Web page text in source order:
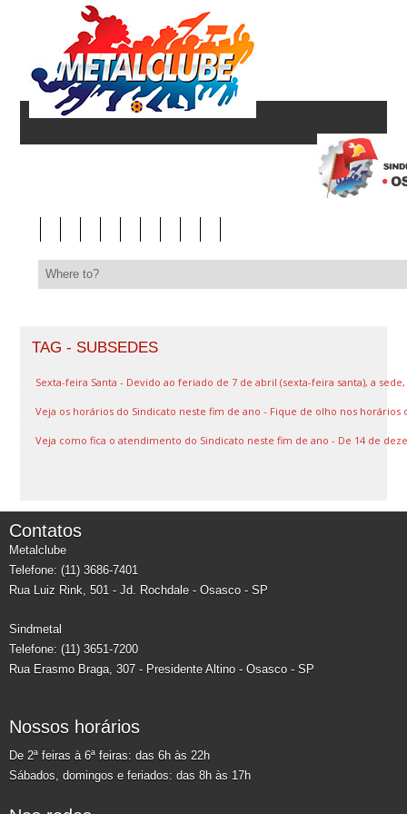
TAG - SUBSEDES
Sexta-feira Santa - Devido ao feriado de 7 de abril (sexta-feira santa), a
Veja os horários do Sindicato neste fim de ano - Fique de olho nos horários
Veja como fica o atendimento do Sindicato neste fim de ano - De 14 de
Contatos
Metalclube
Telefone: (11) 3686-7401
Rua Luiz Rink, 501 - Jd. Rochdale - Osasco - SP
Sindmetal
Telefone: (11) 3651-7200
Rua Erasmo Braga, 307 - Presidente Altino - Osasco - SP
Nossos horários
De 2ª feiras à 6ª feiras: das 6h às 22h
Sábados, domingos e feriados: das 8h às 17h